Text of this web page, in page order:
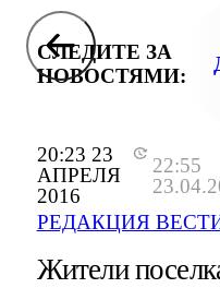
20:23 23
АПРЕЛЯ
2016
22:55
РЕДАКЦИЯ
СЛЕДИТЕ ЗА
НОВОСТЯМИ:
Жители